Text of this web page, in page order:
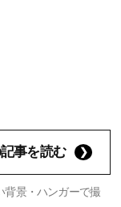
事を読む
背景・ハンガーで撮